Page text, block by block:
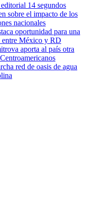
14 segundos
sobre el impacto de los
nacionales
oportunidad para una
entre México y RD
aporta al país otra
red de oasis de agua